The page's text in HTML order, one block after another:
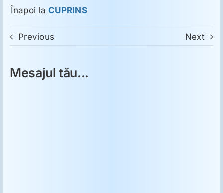
Înapoi laCUPRINS
Previous Next
Mesajul tău...